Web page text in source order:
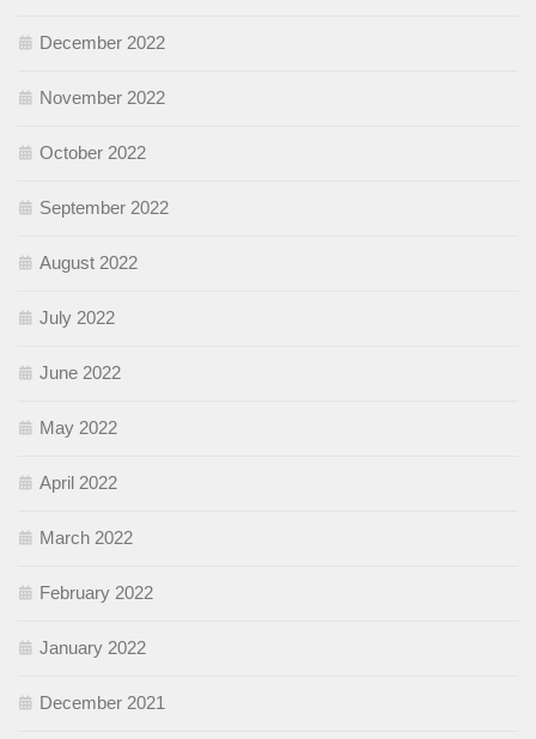
December 2022
November 2022
October 2022
September 2022
August 2022
July 2022
June 2022
May 2022
April 2022
March 2022
February 2022
January 2022
December 2021